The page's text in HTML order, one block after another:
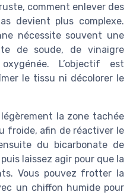
comment enlever des
devient plus complexe.
nécessite souvent une
de soude, de vinaigre
L’objectif est
le tissu ni décolorer le
la zone tachée
froide, afin de réactiver le
du bicarbonate de
laissez agir pour que la
Vous pouvez frotter la
un chiffon humide pour